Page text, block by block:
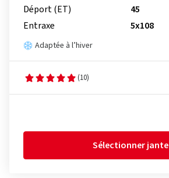
Déport (ET)
45
Entraxe
5x108
Adaptée à l’hiver
(10)
Sélectionner jante